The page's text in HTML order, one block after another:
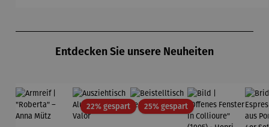
Entdecken Sie unsere Neuheiten
22% gespartRabatt25% gespartRabatt